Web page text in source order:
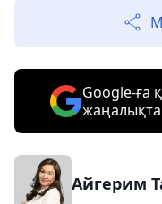
Google-ға
Айгерим